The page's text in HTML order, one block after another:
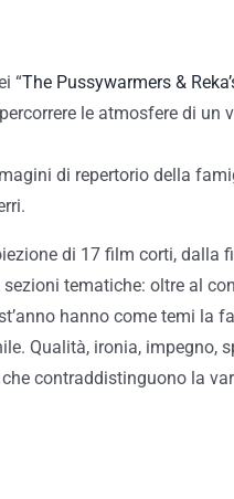
“The Pussywarmers &
le atmosfere di un
di repertorio della
di 17 film corti, dalla
tematiche: oltre al
hanno come temi la
Qualità, ironia, impegno,
contraddistinguono la